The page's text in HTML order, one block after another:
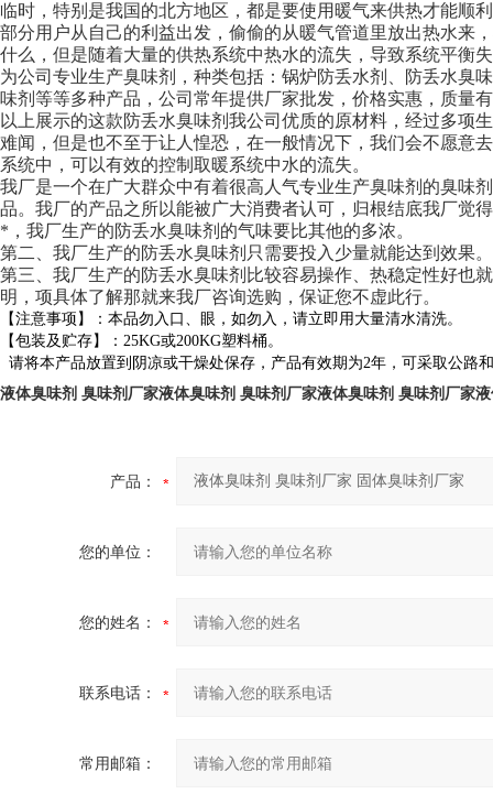
临时，特别是我国的北方地区，都是要使用暖气来供热才能顺
部分用户从自己的利益出发，偷偷的从暖气管道里放出热水来
什么，但是随着大量的供热系统中热水的流失，导致系统平衡
为公司专业生产臭味剂，种类包括：锅炉防丢水剂、防丢水臭
味剂等等多种产品，公司常年提供厂家批发，价格实惠，质量
以上展示的这款防丢水臭味剂我公司优质的原材料，经过多项
难闻，但是也不至于让人惶恐，在一般情况下，我们会不愿意
系统中，可以有效的控制取暖系统中水的流失。
我厂是一个在广大群众中有着很高人气专业生产臭味剂的臭味
品。我厂的产品之所以能被广大消费者认可，归根结底我厂觉
*，我厂生产的防丢水臭味剂的气味要比其他的多浓。
第二、我厂生产的防丢水臭味剂只需要投入少量就能达到效果。
第三、我厂生产的防丢水臭味剂比较容易操作、热稳定性好也
明，项具体了解那就来我厂咨询选购，保证您不虚此行。
【注意事项】：本品勿入口、眼，如勿入，请立即用大量清水清洗。
【包装及贮存】：25KG或200KG塑料桶。
请将本产品放置到阴凉或干燥处保存，产品有效期为2年，可采取公路
液体臭味剂 臭味剂厂家液体臭味剂 臭味剂厂家液体臭味剂 臭味剂厂家
产品：
您的单位：
您的姓名：
联系电话：
常用邮箱：